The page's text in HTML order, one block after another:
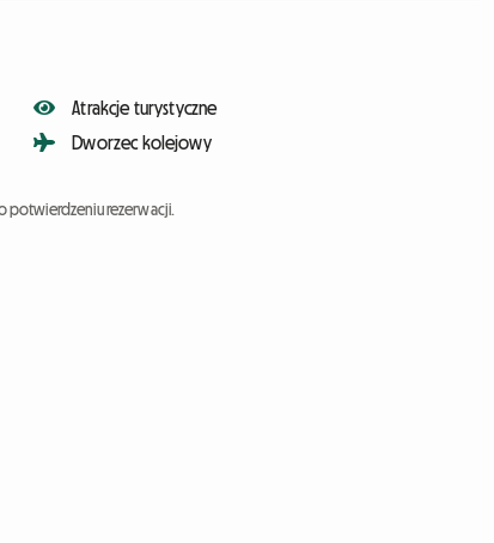
Atrakcje turystyczne
Dworzec kolejowy
potwierdzeniu rezerwacji.